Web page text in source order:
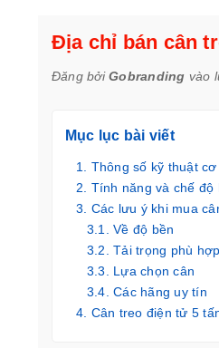
Địa chỉ bán cân
Đăng bởiGobranding vào
Mục lục bài viết
Thông số kỹ thuật
Tính năng và chế độ
Các lưu ý khi mua
Về độ bền
Tải trọng phù
Lựa chọn cân
Các hãng uy tín
Cân treo điện tử 5
CAS THD-BT 5